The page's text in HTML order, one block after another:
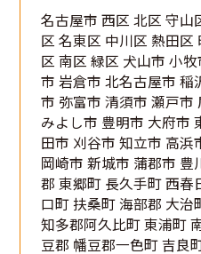
名古屋市 西区 北区 守山
区 名東区 中川区 熱田区
区 南区 緑区 犬山市 小
市 岩倉市 北名古屋市 稲
市 弥富市 清須市 瀬戸市
みよし市 豊明市 大府市
田市 刈谷市 知立市 高浜
岡崎市 新城市 蒲郡市 豊
郡 東郷町 長久手町 西春
口町 扶桑町 海部郡 大治
知多郡阿久比町 東浦町
豆郡 幡豆郡一色町 吉良